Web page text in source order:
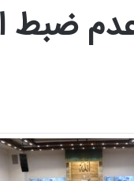
ضبط